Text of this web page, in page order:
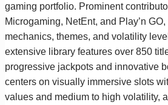
gaming portfolio. Prominent
Microgaming, NetEnt, and Play’n
mechanics, themes, and volatility
extensive library features over 850
progressive jackpots and innovative
centers on visually immersive slots
values and medium to high volatility,